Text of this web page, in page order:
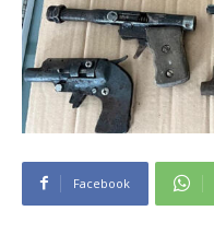
Facebook